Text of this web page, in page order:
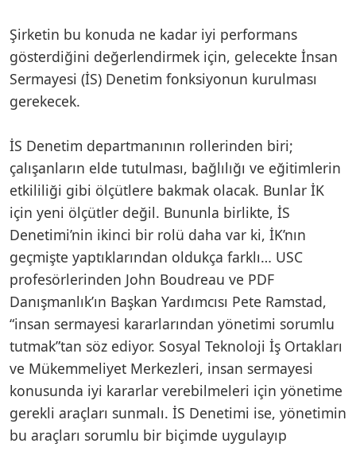
Şirketin bu konuda ne kadar iyi performans
gösterdiğini değerlendirmek için, gelecekte İnsan
Sermayesi (İS) Denetim fonksiyonun kurulması
gerekecek.
İS Denetim departmanının rollerinden biri;
çalışanların elde tutulması, bağlılığı ve eğitimlerin
etkililiği gibi ölçütlere bakmak olacak. Bunlar İK
için yeni ölçütler değil. Bununla birlikte, İS
Denetimi’nin ikinci bir rolü daha var ki, İK’nın
geçmişte yaptıklarından oldukça farklı… USC
profesörlerinden John Boudreau ve PDF
Danışmanlık’ın Başkan Yardımcısı Pete Ramstad,
“insan sermayesi kararlarından yönetimi sorumlu
tutmak”tan söz ediyor. Sosyal Teknoloji İş Ortakları
ve Mükemmeliyet Merkezleri, insan sermayesi
konusunda iyi kararlar verebilmeleri için yönetime
gerekli araçları sunmalı. İS Denetimi ise, yönetimin
bu araçları sorumlu bir biçimde uygulayıp